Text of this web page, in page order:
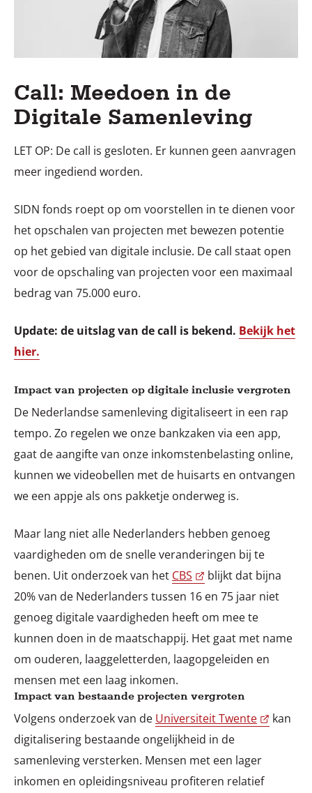
Call: Meedoen in de
Digitale Samenleving
LET OP: De call is gesloten. Er kunnen geen aanvragen
meer ingediend worden.
SIDN fonds roept op om voorstellen in te dienen voor
het opschalen van projecten met bewezen potentie
op het gebied van digitale inclusie. De call staat open
voor de opschaling van projecten voor een maximaal
bedrag van 75.000 euro.
Update: de uitslag van de call is bekend. Bekijk het
hier.
Impact van projecten op digitale inclusie vergroten
De Nederlandse samenleving digitaliseert in een rap
tempo. Zo regelen we onze bankzaken via een app,
gaat de aangifte van onze inkomstenbelasting online,
kunnen we videobellen met de huisarts en ontvangen
we een appje als ons pakketje onderweg is.
Maar lang niet alle Nederlanders hebben genoeg
vaardigheden om de snelle veranderingen bij te
benen. Uit onderzoek van het CBS
blijkt dat bijna
20% van de Nederlanders tussen 16 en 75 jaar niet
genoeg digitale vaardigheden heeft om mee te
kunnen doen in de maatschappij. Het gaat met name
om ouderen, laaggeletterden, laagopgeleiden en
mensen met een laag inkomen.
Impact van bestaande projecten vergroten
Volgens onderzoek van de Universiteit Twente
kan
digitalisering bestaande ongelijkheid in de
samenleving versterken. Mensen met een lager
inkomen en opleidingsniveau profiteren relatief